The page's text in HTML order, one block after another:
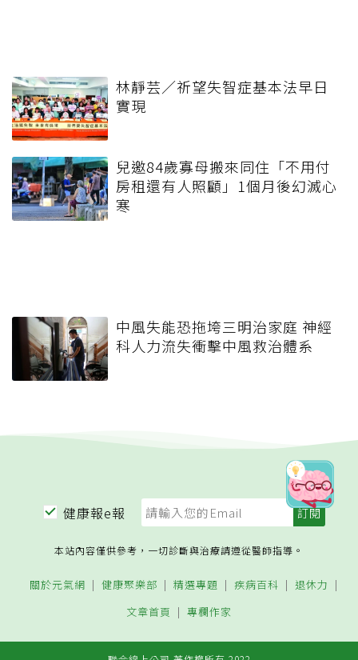
林靜芸／祈望失智症基本法早日
實現
兒邀84歲寡母搬來同住「不用付
房租還有人照顧」1個月後幻滅心
寒
中風失能恐拖垮三明治家庭 神經
科人力流失衝擊中風救治體系
健康報e報
本站內容僅供參考，一切診斷與治療請遵從醫師指導。
關於元氣網 健康聚樂部 精選專題 疾病百科
退休力
文章首頁
專欄作家